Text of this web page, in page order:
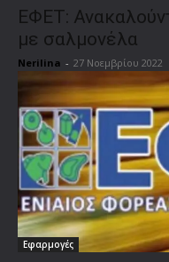
ΕΦΕΤ:
με σαλμονέλα
Nerilina - 27 Νοεμβρίου 2022
Εφαρμογές